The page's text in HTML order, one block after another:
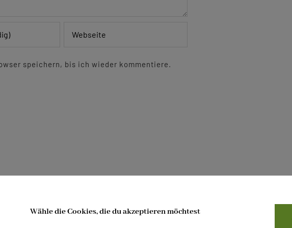
speichern, bis ich wieder kommentiere.
Wähle die Cookies, die du akzeptieren möchtest